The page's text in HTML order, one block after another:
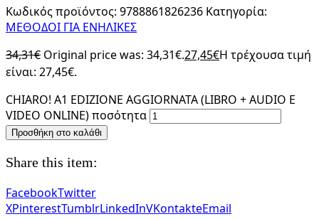
Κωδικός προϊόντος: 9788861826236 Κατηγορία:
ΜΕΘΟΔΟΙ ΓΙΑ ΕΝΗΛΙΚΕΣ
34,31€ Original price was: 34,31€.27,45€Η τρέχουσα τιμή
είναι: 27,45€.
CHIARO! A1 EDIZIONE AGGIORNATA (LIBRO + AUDIO E
VIDEO ONLINE) ποσότητα
Προσθήκη στο καλάθι
Share this item:
FacebookTwitter
XPinterestTumblrLinkedInVKontakteEmail